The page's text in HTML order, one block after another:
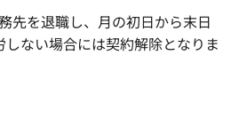
先を退職し、月の初日から末日
しない場合には契約解除となりま